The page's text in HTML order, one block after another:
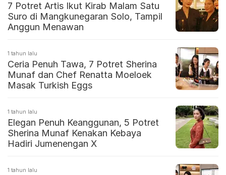
7 Potret Artis Ikut Kirab Malam Satu
Suro di Mangkunegaran Solo, Tampil
Anggun Menawan
1 tahun lalu
Ceria Penuh Tawa, 7 Potret Sherina
Munaf dan Chef Renatta Moeloek
Masak Turkish Eggs
1 tahun lalu
Elegan Penuh Keanggunan, 5 Potret
Sherina Munaf Kenakan Kebaya
Hadiri Jumenengan X
1 tahun lalu